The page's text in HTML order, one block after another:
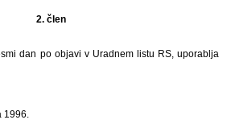
2. člen
dan po objavi v Uradnem listu RS, uporablja